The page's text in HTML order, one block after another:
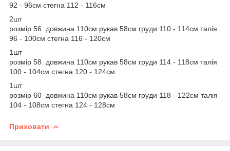
92 - 96см стегна 112 - 116см
2шт
розмір 56 довжина 110см рукав 58см груди 110 - 114см талія
96 - 100см стегна 116 - 120см
1шт
розмір 58 довжина 110см рукав 58см груди 114 - 118см талія
100 - 104см стегна 120 - 124см
1шт
розмір 60 довжина 110см рукав 58см груди 118 - 122см талія
104 - 108см стегна 124 - 128см
Приховати